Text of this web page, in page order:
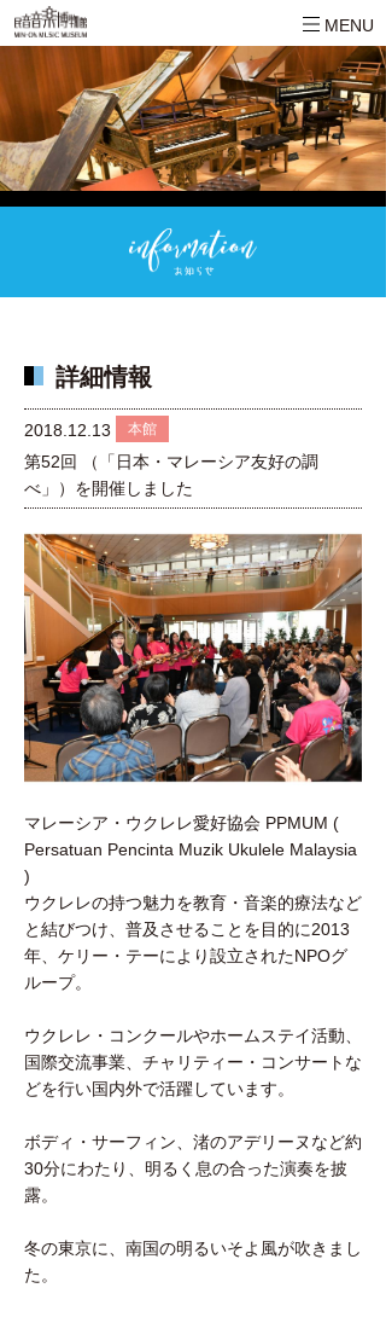
MENU
詳細情報
2018.12.13 本館
第52回 （「日本・マレーシア友好の調
べ」）を開催しました
マレーシア・ウクレレ愛好協会 PPMUM (
Persatuan Pencinta Muzik Ukulele Malaysia
)
ウクレレの持つ魅力を教育・音楽的療法など
と結びつけ、普及させることを目的に2013
年、ケリー・テーにより設立されたNPOグ
ループ。
ウクレレ・コンクールやホームステイ活動、
国際交流事業、チャリティー・コンサートな
どを行い国内外で活躍しています。
ボディ・サーフィン、渚のアデリーヌなど約
30分にわたり、明るく息の合った演奏を披
露。
冬の東京に、南国の明るいそよ風が吹きまし
た。